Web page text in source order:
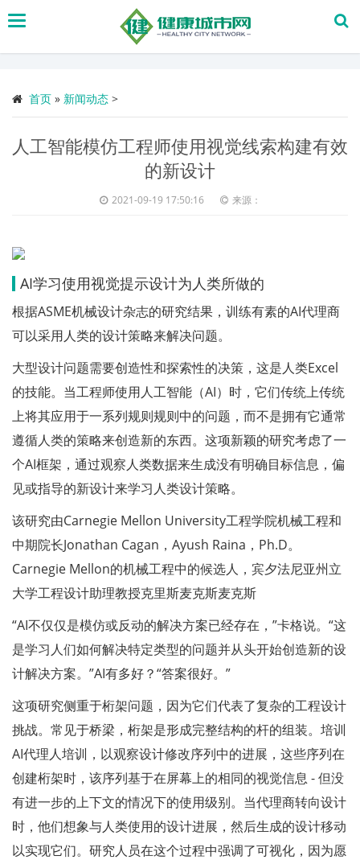
搜
首页 » 新闻动态 >
人工智能模仿工程师使用视觉线索构建有效
的新设计
2021-09-19 17:50:16 来源：
AI学习使用视觉提示设计为人类所做的
根据ASME机械设计杂志的研究结果，训练有素的AI代理商
可以采用人类的设计策略来解决问题。
大型设计问题需要创造性和探索性的决策，这是人类Excel
的技能。当工程师使用人工智能（AI）时，它们传统上传统
上将其应用于一系列规则规则中的问题，而不是拥有它通常
遵循人类的策略来创造新的东西。这项新颖的研究考虑了一
个AI框架，通过观察人类数据来生成没有明确目标信息，偏
见或指导的新设计来学习人类设计策略。
该研究由Carnegie Mellon University工程学院机械工程和
中期院长Jonathan Cagan，Ayush Raina，Ph.D。
Carnegie Mellon的机械工程中的候选人，宾夕法尼亚州立
大学工程设计助理教授克里斯麦克斯麦克斯
“AI不仅仅是模仿或反动的解决方案已经存在，”卡格说。“这
是学习人们如何解决特定类型的问题并从头开始创造新的设
计解决方案。”AI有多好？“答案很好。”
这项研究侧重于桁架问题，因为它们代表了复杂的工程设计
挑战。常见于桥梁，桁架是形成完整结构的杆的组装。培训
AI代理人培训，以观察设计修改序列中的进展，这些序列在
创建桁架时，该序列基于在屏幕上的相同的视觉信息 - 但没
有进一步的上下文的情况下的使用级别。当代理商转向设计
时，他们想象与人类使用的设计进展，然后生成的设计移动
以实现它们。研究人员在这个过程中强调了可视化，因为愿